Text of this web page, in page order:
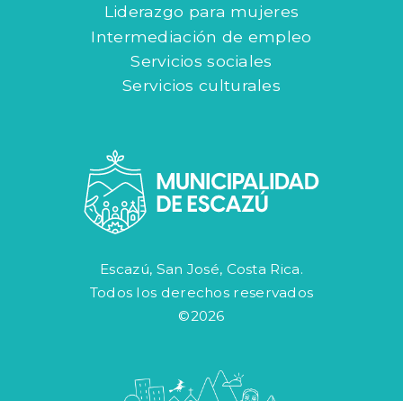
Liderazgo para mujeres
Intermediación de empleo
Servicios sociales
Servicios culturales
Escazú, San José, Costa Rica.
Todos los derechos reservados
©2026